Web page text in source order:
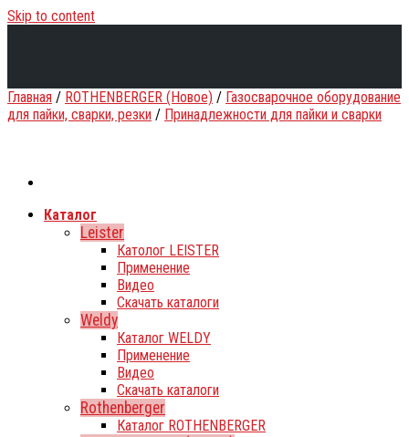
Skip to content
Каталог
Leister
Католог LEISTER
Применение
Видео
Скачать каталоги
Weldy
Каталог WELDY
Применение
Видео
Скачать каталоги
Rothenberger
Каталог ROTHENBERGER
Главная / ROTHENBERGER (Новое) / Газосварочное оборудование
для пайки, сварки, резки / Принадлежности для пайки и сварки